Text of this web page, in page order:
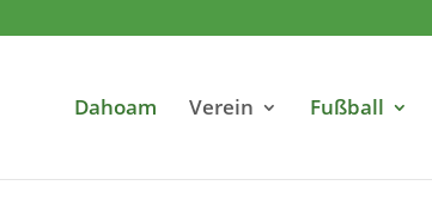
Dahoam Verein Fußball